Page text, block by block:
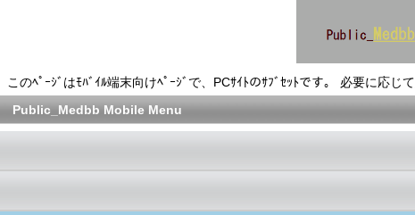
このﾍﾟｰｼﾞはﾓﾊﾞｲﾙ端末向けﾍﾟｰｼﾞで、PCｻｲﾄのｻﾌﾞｾｯﾄです。 必要に応じて
Public_Medbb Mobile Menu